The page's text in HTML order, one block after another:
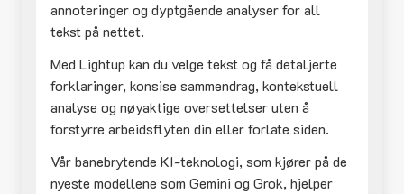
annoteringer og dyptgående analyser for all
tekst på nettet.
Med Lightup kan du velge tekst og få detaljerte
forklaringer, konsise sammendrag, kontekstuell
analyse og nøyaktige oversettelser uten å
forstyrre arbeidsflyten din eller forlate siden.
Vår banebrytende KI-teknologi, som kjører på de
nyeste modellene som Gemini og Grok, hjelper